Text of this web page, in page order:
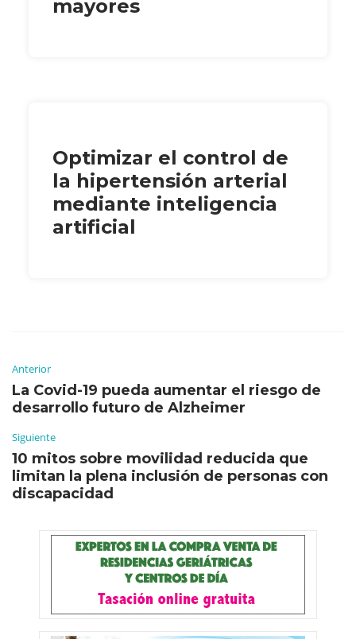
mayores
Optimizar el control de
la hipertensión arterial
mediante inteligencia
artificial
Anterior
La Covid-19 pueda aumentar el riesgo de
desarrollo futuro de Alzheimer
Siguiente
10 mitos sobre movilidad reducida que
limitan la plena inclusión de personas con
discapacidad